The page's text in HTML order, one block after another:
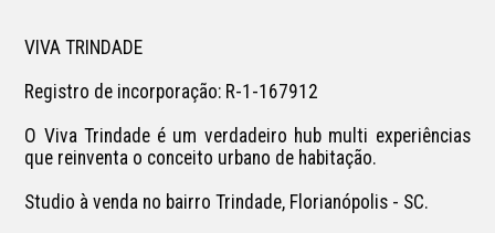
VIVA TRINDADE
Registro de incorporação: R-1-167912
O Viva Trindade é um verdadeiro hub multi experiências
que reinventa o conceito urbano de habitação.
Studio à venda no bairro Trindade, Florianópolis - SC.